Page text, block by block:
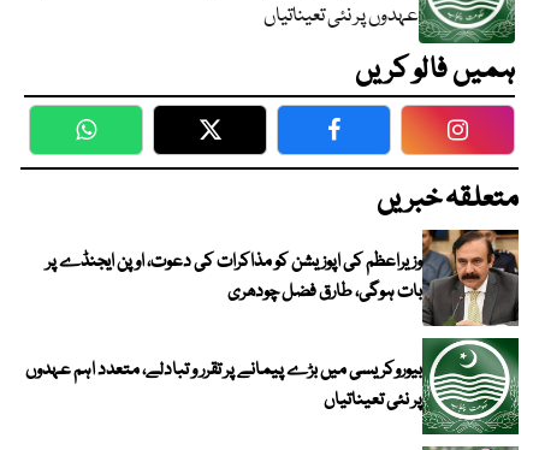
عہدوں پر نئی تعیناتیاں
ہمیں فالو کریں
WhatsApp Twitter Facebook
متعلقہ خبریں
وزیراعظم کی اپوزیشن کو مذاکرات کی دعوت، اوپن ایجنڈے پر
بات ہوگی، طارق فضل چودھری
بیوروکریسی میں بڑے پیمانے پر تقرر و تبادلے، متعدد اہم عہدوں
پر نئی تعیناتیاں